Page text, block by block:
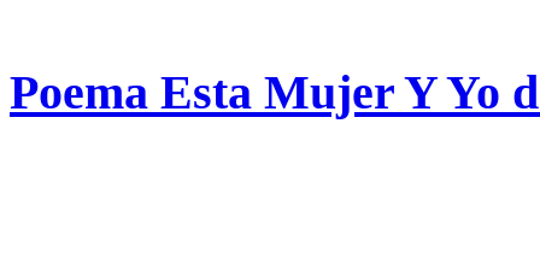
Poema Esta Mujer Y Yo